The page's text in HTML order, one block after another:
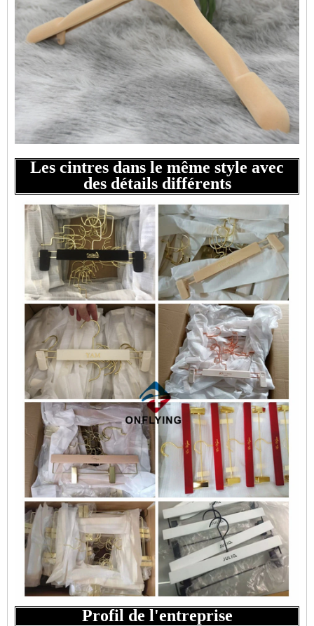
Les cintres dans le même style avec
des détails différents
Profil de l'entreprise